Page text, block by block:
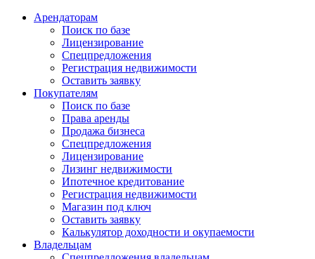
Арендаторам
Поиск по базе
Лицензирование
Спецпредложения
Регистрация недвижимости
Оставить заявку
Покупателям
Поиск по базе
Права аренды
Продажа бизнеса
Спецпредложения
Лицензирование
Лизинг недвижимости
Ипотечное кредитование
Регистрация недвижимости
Магазин под ключ
Оставить заявку
Калькулятор доходности и окупаемости
Владельцам